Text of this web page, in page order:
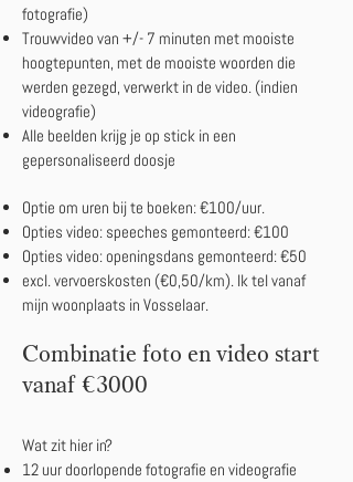
fotografie)
Trouwvideo van +/- 7 minuten met mooiste
hoogtepunten, met de mooiste woorden die
werden gezegd, verwerkt in de video. (indien
videografie)
Alle beelden krijg je op stick in een
gepersonaliseerd doosje
Optie om uren bij te boeken: €100/uur.
Opties video: speeches gemonteerd: €100
Opties video: openingsdans gemonteerd: €50
excl. vervoerskosten (€0,50/km). Ik tel vanaf
mijn woonplaats in Vosselaar.
Combinatie foto en video start
vanaf €3000
Wat zit hier in?
12 uur doorlopende fotografie en videografie